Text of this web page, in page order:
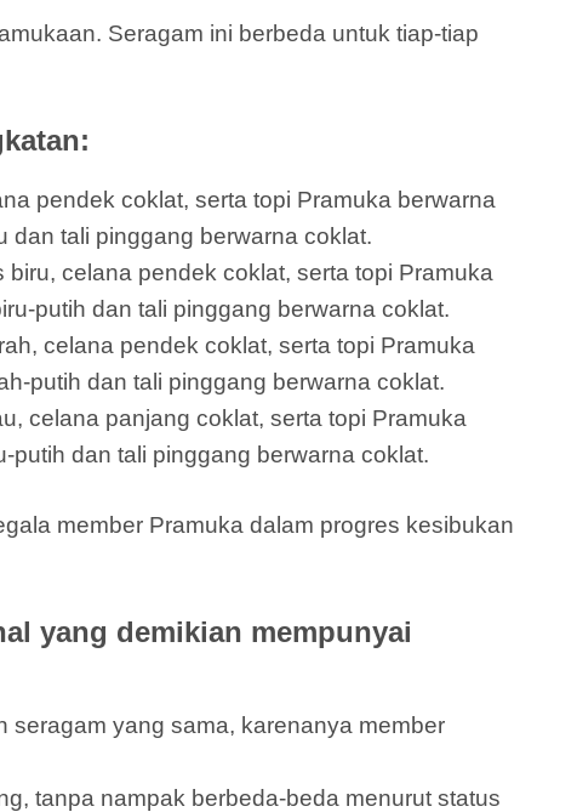
Seragam ini berbeda untuk tiap-tiap
pendek coklat, serta topi Pramuka berwarna
dan tali pinggang berwarna coklat.
celana pendek coklat, serta topi Pramuka
putih dan tali pinggang berwarna coklat.
celana pendek coklat, serta topi Pramuka
putih dan tali pinggang berwarna coklat.
celana panjang coklat, serta topi Pramuka
putih dan tali pinggang berwarna coklat.
member Pramuka dalam progres kesibukan
yang demikian mempunyai
seragam yang sama, karenanya member
tanpa nampak berbeda-beda menurut status